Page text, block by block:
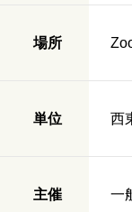
場所
単位 西
主催 一